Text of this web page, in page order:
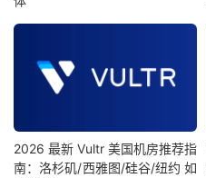
2026 最新 Vultr 美国机房推荐指
南：洛杉矶/西雅图/硅谷/纽约 如